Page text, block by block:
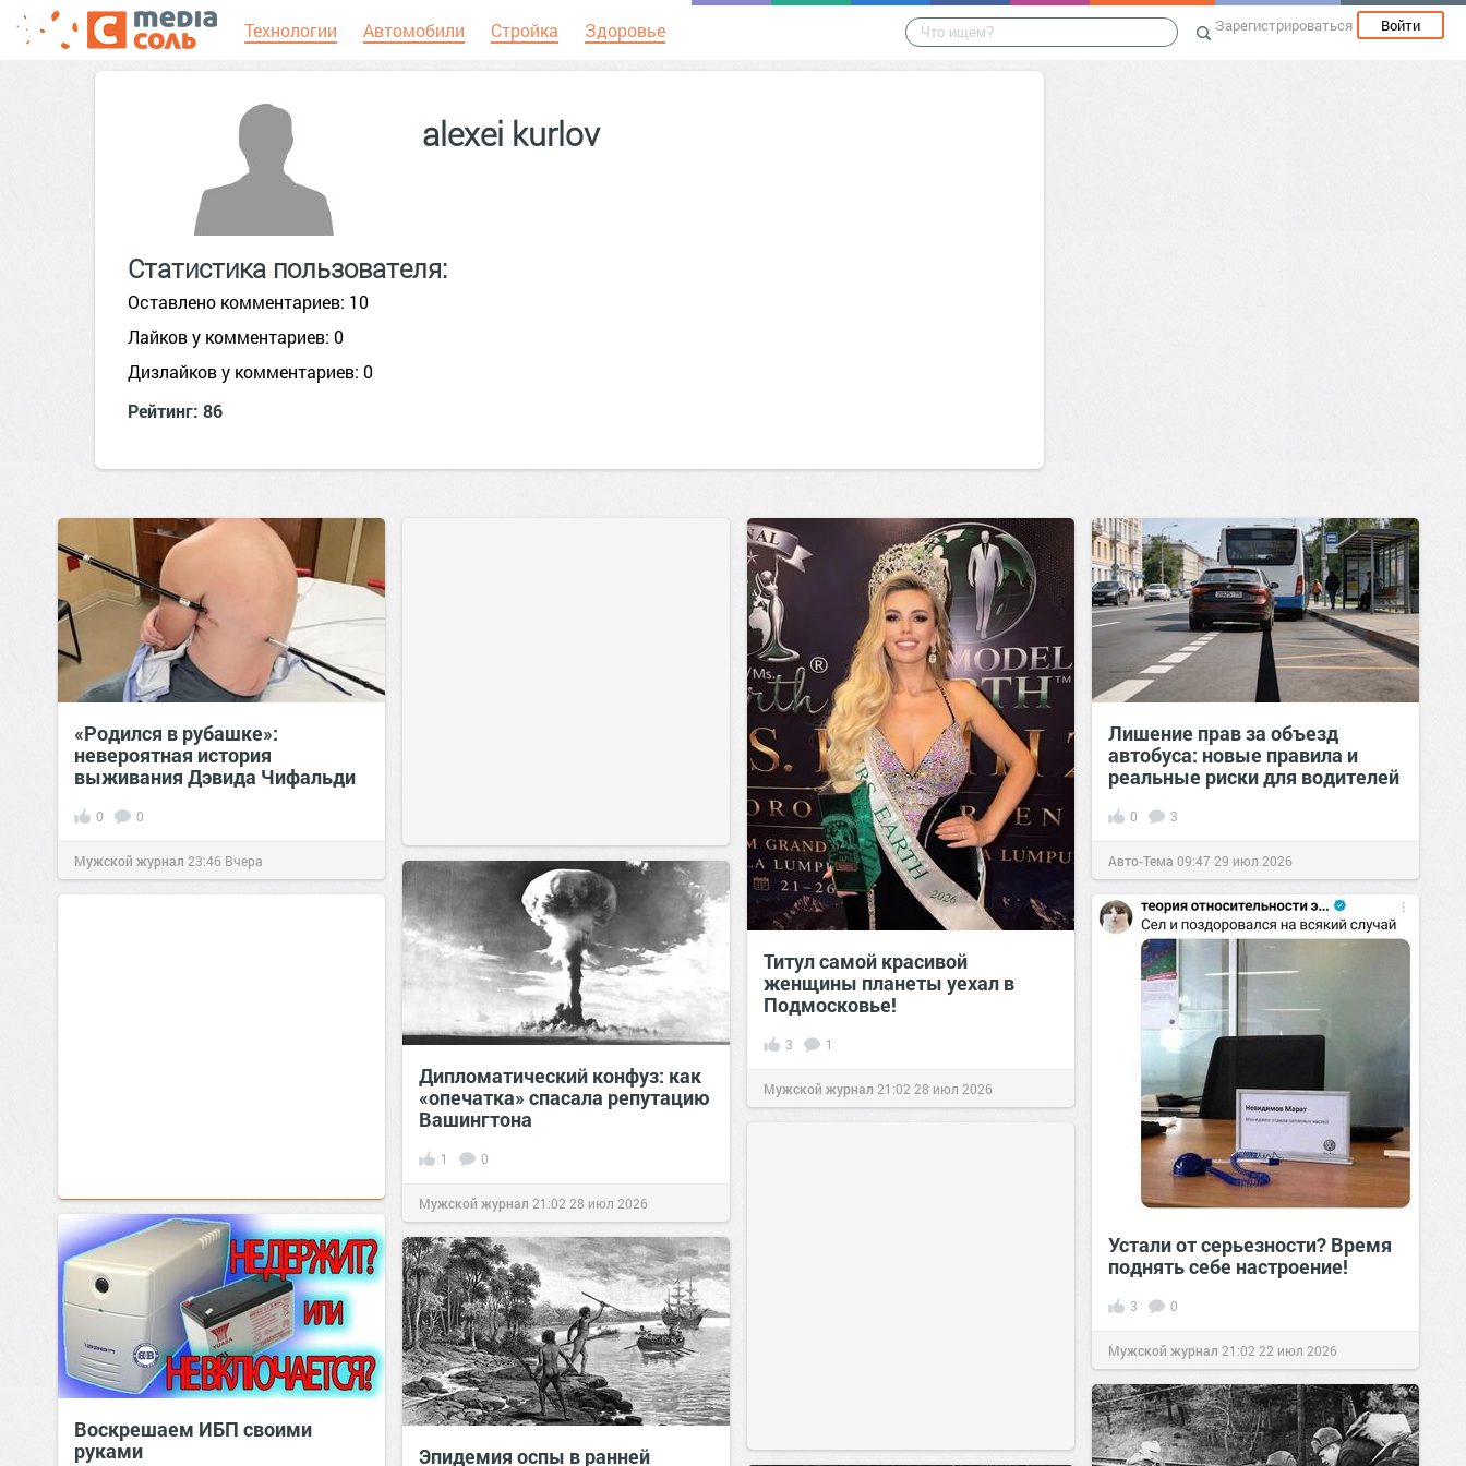
Технологии Автомобили Стройка Здоровье Зарегистрироваться Войти
alexei kurlov
Статистика пользователя:
Оставлено комментариев: 10
Лайков у комментариев: 0
Дизлайков у комментариев: 0
Рейтинг: 86
«Родился в рубашке»:
невероятная история
выживания Дэвида Чифальди
0 0
Мужской журнал 23:46 Вчера
Титул самой красивой
женщины планеты уехал в
Подмосковье!
3 1
Мужской журнал 21:02 28 июл 2026
Лишение прав за объезд
автобуса: новые правила и
реальные риски для водителей
0 3
Авто-Тема 09:47 29 июл 2026
Дипломатический конфуз: как
«опечатка» спасала репутацию
Вашингтона
1 0
Мужской журнал 21:02 28 июл 2026
Устали от серьезности? Время
поднять себе настроение!
3 0
Мужской журнал 21:02 22 июл 2026
Воскрешаем ИБП своими
руками
Эпидемия оспы в ранней